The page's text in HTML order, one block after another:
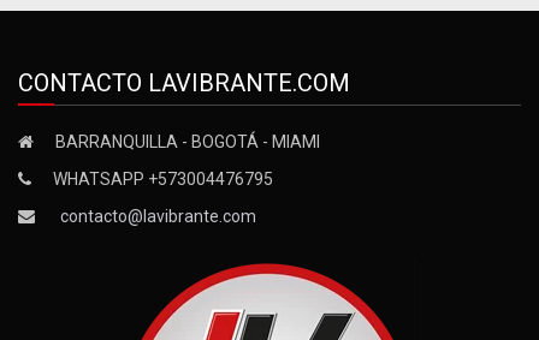
CONTACTO LAVIBRANTE.COM
BARRANQUILLA - BOGOTÁ - MIAMI
WHATSAPP +573004476795
contacto@lavibrante.com